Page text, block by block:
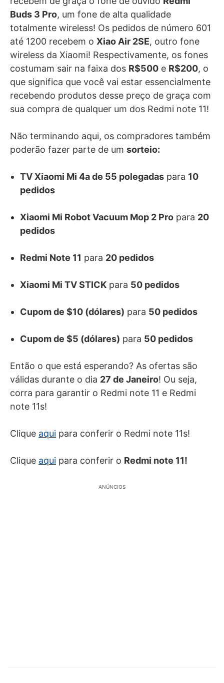
Buds 3 Pro, um fone de alta qualidade
totalmente wireless! Os pedidos de número 601
até 1200 recebem o Xiao Air 2SE, outro fone
wireless da Xiaomi! Respectivamente, os fones
costumam sair na faixa dos R$500 e R$200, o
que significa que você vai estar essencialmente
recebendo produtos desse preço de graça com
sua compra de qualquer um dos Redmi note 11!
Não terminando aqui, os compradores também
poderão fazer parte de um sorteio:
TV Xiaomi Mi 4a de 55 polegadas para 10
pedidos
Xiaomi Mi Robot Vacuum Mop 2 Pro para 20
pedidos
Redmi Note 11 para 20 pedidos
Xiaomi Mi TV STICK para 50 pedidos
Cupom de $10 (dólares) para 50 pedidos
Cupom de $5 (dólares) para 50 pedidos
Então o que está esperando? As ofertas são
válidas durante o dia 27 de Janeiro! Ou seja,
corra para garantir o Redmi note 11 e Redmi
note 11s!
Clique aqui para conferir o Redmi note 11s!
Clique aqui para conferir o Redmi note 11!
ANÚNCIOS